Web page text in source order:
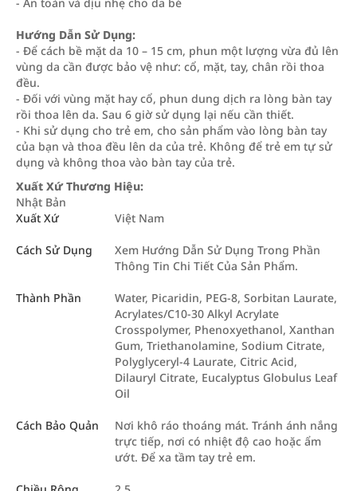
Hướng Dẫn Sử Dụng:
- Để cách bề mặt da 10 – 15 cm, phun một lượng vừa đủ lên
vùng da cần được bảo vệ như: cổ, mặt, tay, chân rồi thoa
đều.
- Đối với vùng mặt hay cổ, phun dung dịch ra lòng bàn tay
rồi thoa lên da. Sau 6 giờ sử dụng lại nếu cần thiết.
- Khi sử dụng cho trẻ em, cho sản phẩm vào lòng bàn tay
của bạn và thoa đều lên da của trẻ. Không để trẻ em tự sử
dụng và không thoa vào bàn tay của trẻ.
Xuất Xứ Thương Hiệu:
Nhật Bản
Xuất Xứ
Việt Nam
Cách Sử Dụng
Xem Hướng Dẫn Sử Dụng Trong Phần
Thông Tin Chi Tiết Của Sản Phẩm.
Thành Phần
Water, Picaridin, PEG-8, Sorbitan Laurate,
Acrylates/C10-30 Alkyl Acrylate
Crosspolymer, Phenoxyethanol, Xanthan
Gum, Triethanolamine, Sodium Citrate,
Polyglyceryl-4 Laurate, Citric Acid,
Dilauryl Citrate, Eucalyptus Globulus Leaf
Oil
Cách Bảo Quản
Nơi khô ráo thoáng mát. Tránh ánh nắng
trực tiếp, nơi có nhiệt độ cao hoặc ẩm
ướt. Để xa tầm tay trẻ em.